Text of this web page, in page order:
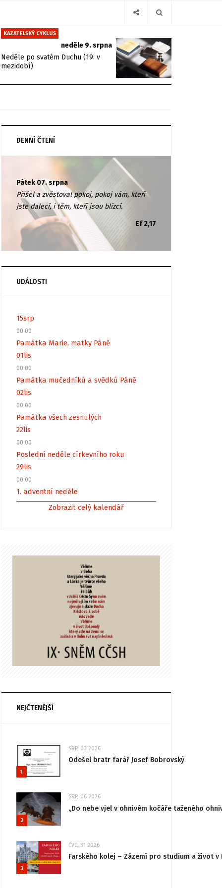
KAZATELSKÝ CYKLUS
neděle 9. srpna
Neděle po svatém Duchu (19. v
mezidobí)
DENNÍ ČTENÍ
Pátek 07. srpna
Přišel a zvěstoval pokoj, pokoj vám, kteří
jste dalecí, i těm, kteří jsou blízcí.
Ef 2,17
UDÁLOSTI
15srp
00:00
Památka Marie, matky Páně
01lis
00:00
Památka mučedníků a svědků Páně
02lis
00:00
Památka všech zesnulých
22lis
00:00
Poslední neděle církevního roku
29lis
00:00
1. adventní neděle
Zobrazit celý kalendář
NEJČTENĚJŠÍ
1
SRP, 03 2026
Odešel bratr farář Josef Bobrovský
2
SRP, 06 2026
„Do nebe vjel v ohnivém kočáře taženého
3
ČVC, 31 2026
Farského kolej – Zázemí pro studium a život v